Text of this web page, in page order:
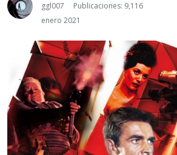
ggl007
Publicaciones: 9,116
enero 2021